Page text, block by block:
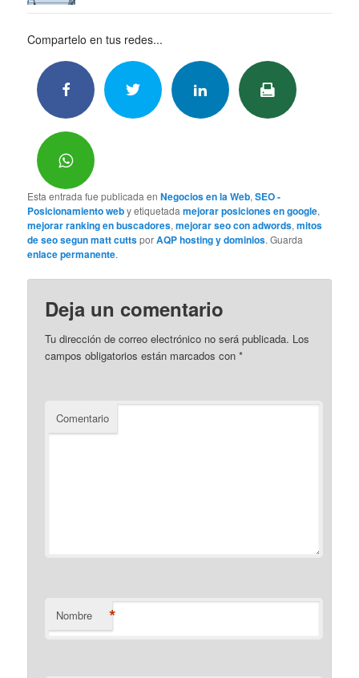
Compartelo en tus redes...
Esta entrada fue publicada enNegocios en la Web,SEO -
Posicionamiento weby etiquetadamejorar posiciones en google,
mejorar ranking en buscadores,mejorar seo con adwords,mitos
de seo segun matt cuttsporAQP hosting y dominios. Guarda
enlace permanente.
Deja un comentario
Tu dirección de correo electrónico no será publicada. Los
campos obligatorios están marcados con*
Comentario
Nombre *